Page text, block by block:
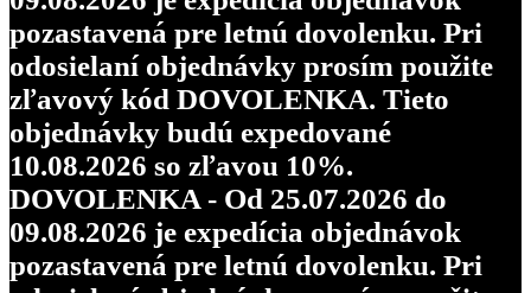
pozastavená pre letnú dovolenku. Pri
odosielaní objednávky prosím použite
zľavový kód DOVOLENKA. Tieto
objednávky budú expedované
10.08.2026 so zľavou 10%.
DOVOLENKA - Od 25.07.2026 do
09.08.2026 je expedícia objednávok
pozastavená pre letnú dovolenku. Pri